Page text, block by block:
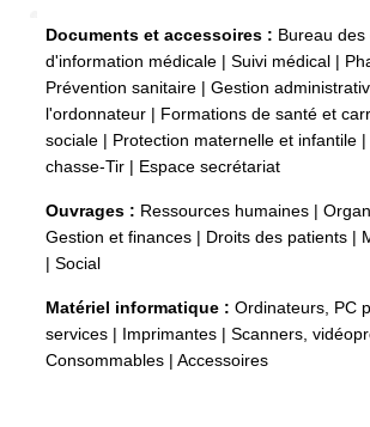
Documents et accessoires : Bureau
d'information médicale
Suivi médical
Prévention sanitaire
Gestion
l'ordonnateur
Formations de santé et
sociale
Protection maternelle et infantile
chasse-Tir
Espace secrétariat
Ouvrages : Ressources humaines
Gestion et finances
Droits des patients
Social
Matériel informatique : Ordinateurs, PC
services
Imprimantes Scanners,
Consommables
Accessoires